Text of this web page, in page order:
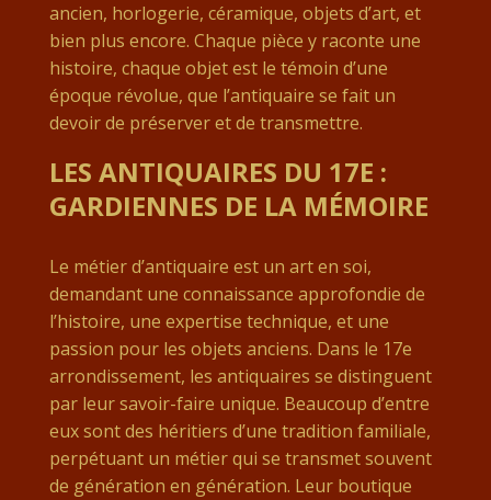
ancien, horlogerie, céramique, objets d’art, et
bien plus encore. Chaque pièce y raconte une
histoire, chaque objet est le témoin d’une
époque révolue, que l’antiquaire se fait un
devoir de préserver et de transmettre.
LES ANTIQUAIRES DU 17E :
GARDIENNES DE LA MÉMOIRE
Le métier d’antiquaire est un art en soi,
demandant une connaissance approfondie de
l’histoire, une expertise technique, et une
passion pour les objets anciens. Dans le 17e
arrondissement, les antiquaires se distinguent
par leur savoir-faire unique. Beaucoup d’entre
eux sont des héritiers d’une tradition familiale,
perpétuant un métier qui se transmet souvent
de génération en génération. Leur boutique